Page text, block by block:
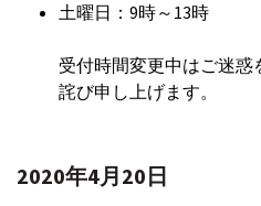
土曜日：9時～13時
受付時間変更中はご迷
詫び申し上げます。
2020年4月20日